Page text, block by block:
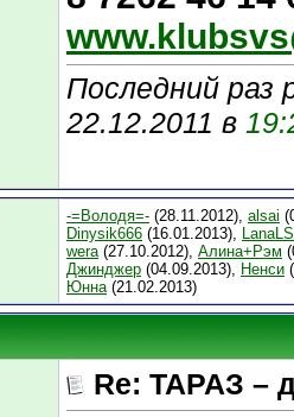
Последний раз
22.12.2011 в
-=Володя=- (28.11.2012), alsai
Dinysik666 (16.01.2013),
wera(27.10.2012), Алина+Рэм
Джинджер (04.09.2013), Ненси
Юнна(21.02.2013)
Re: ТАРАЗ –